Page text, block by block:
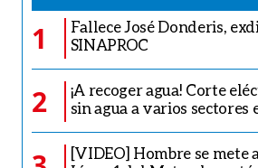
1
Fallece José Donderis,
SINAPROC
2
¡A recoger agua! Corte
sin agua a varios sectores
[VIDEO] Hombre se mete